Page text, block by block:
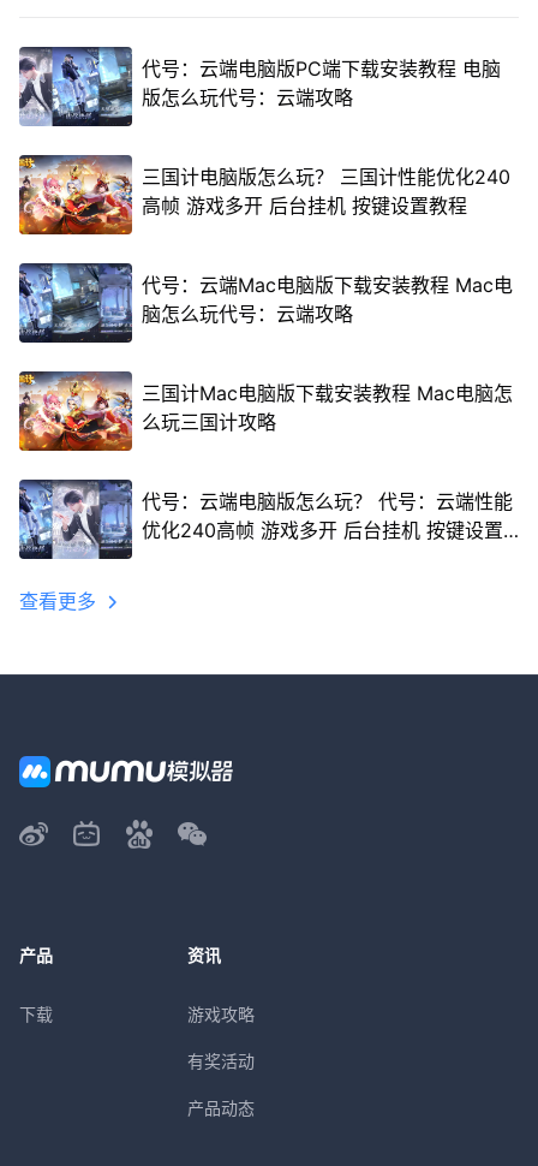
代号：云端电脑版PC端下载安装教程 电脑
版怎么玩代号：云端攻略
三国计电脑版怎么玩？ 三国计性能优化240
高帧 游戏多开 后台挂机 按键设置教程
代号：云端Mac电脑版下载安装教程 Mac电
脑怎么玩代号：云端攻略
三国计Mac电脑版下载安装教程 Mac电脑怎
么玩三国计攻略
代号：云端电脑版怎么玩？ 代号：云端性能
优化240高帧 游戏多开 后台挂机 按键设置
查看更多
产品
下载
资讯
游戏攻略
有奖活动
产品动态